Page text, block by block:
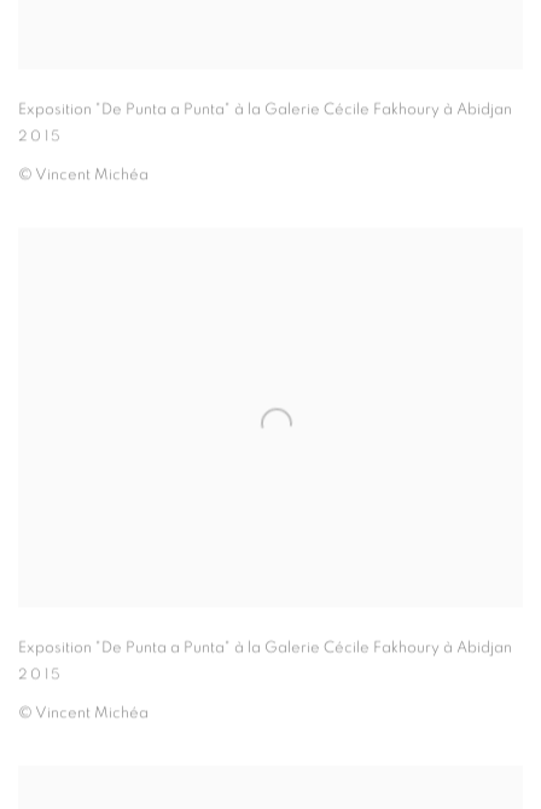
Exposition "De Punta a Punta" à la Galerie Cécile Fakhoury à Abidjan
2015
© Vincent Michéa
Exposition "De Punta a Punta" à la Galerie Cécile Fakhoury à Abidjan
2015
© Vincent Michéa